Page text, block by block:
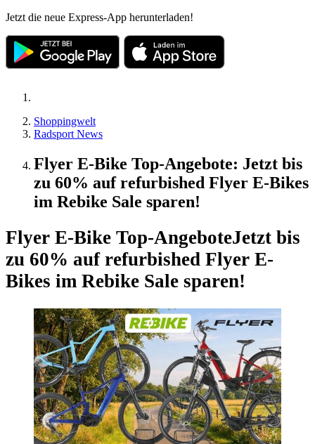
Jetzt die neue Express-App herunterladen!
Shoppingwelt
Radsport News
Flyer E-Bike Top-Angebote: Jetzt bis
zu 60% auf refurbished Flyer E-Bikes
im Rebike Sale sparen!
Flyer E-Bike Top-AngeboteJetzt bis
zu 60% auf refurbished Flyer E-
Bikes im Rebike Sale sparen!